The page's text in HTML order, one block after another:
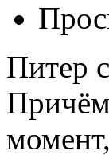
Питер